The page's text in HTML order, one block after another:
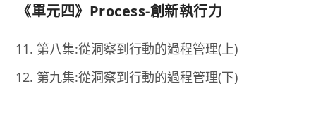
《單元四》Process-創新執行力
第八集:從洞察到行動的過程管理(上)
第九集:從洞察到行動的過程管理(下)